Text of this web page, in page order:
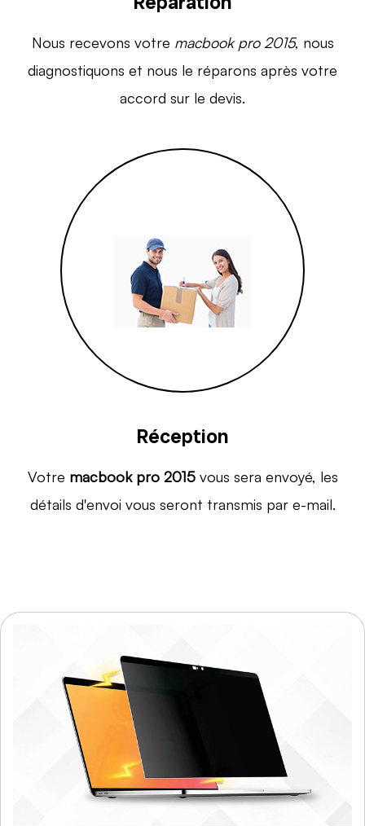
Nous recevons votre macbook pro 2015, nous
diagnostiquons et nous le réparons après votre
accord sur le devis.
Réception
Votre macbook pro 2015vous sera envoyé, les
détails d'envoi vous seront transmis par e-mail.